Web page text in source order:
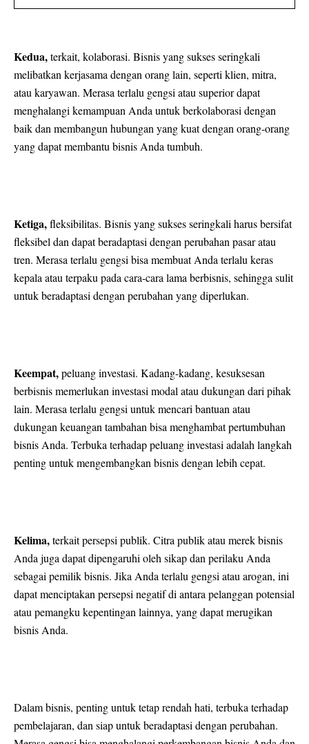
Kedua,terkait, kolaborasi. Bisnis yang sukses seringkali
melibatkan kerjasama dengan orang lain, seperti klien, mitra,
atau karyawan. Merasa terlalu gengsi atau superior dapat
menghalangi kemampuan Anda untuk berkolaborasi dengan
baik dan membangun hubungan yang kuat dengan orang-orang
yang dapat membantu bisnis Anda tumbuh.
Ketiga,fleksibilitas. Bisnis yang sukses seringkali harus bersifat
fleksibel dan dapat beradaptasi dengan perubahan pasar atau
tren. Merasa terlalu gengsi bisa membuat Anda terlalu keras
kepala atau terpaku pada cara-cara lama berbisnis, sehingga sulit
untuk beradaptasi dengan perubahan yang diperlukan.
Keempat,peluang investasi. Kadang-kadang, kesuksesan
berbisnis memerlukan investasi modal atau dukungan dari pihak
lain. Merasa terlalu gengsi untuk mencari bantuan atau
dukungan keuangan tambahan bisa menghambat pertumbuhan
bisnis Anda. Terbuka terhadap peluang investasi adalah langkah
penting untuk mengembangkan bisnis dengan lebih cepat.
Kelima,terkait persepsi publik. Citra publik atau merek bisnis
Anda juga dapat dipengaruhi oleh sikap dan perilaku Anda
sebagai pemilik bisnis. Jika Anda terlalu gengsi atau arogan, ini
dapat menciptakan persepsi negatif di antara pelanggan potensial
atau pemangku kepentingan lainnya, yang dapat merugikan
bisnis Anda.
Dalam bisnis, penting untuk tetap rendah hati, terbuka terhadap
pembelajaran, dan siap untuk beradaptasi dengan perubahan.